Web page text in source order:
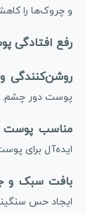
و چروک‌ها را
رفع افتادگی
روشن‌کنندگی
پوست دور چشم.
مناسب
ایده‌آل برای
بافت سبک و
ایجاد حس